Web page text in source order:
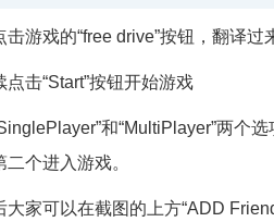
游戏的“free drive”按钮，翻译过
击“Start”按钮开始游戏
和“MultiPlayer”两个
个进入游戏。
家可以在截图的上方“ADD